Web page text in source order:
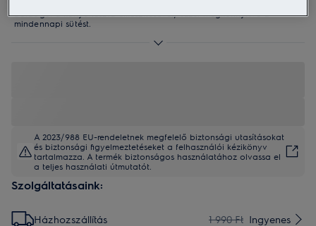
boldogul a kenyértészta elkészítésével, ezzel megkönnyítve a
mindennapi sütést.
A 2023/988 EU-rendeletnek megfelelő biztonsági utasításokat
és biztonsági figyelmeztetéseket a felhasználói kézikönyv
tartalmazza. A termék biztonságos használatához olvassa el
a teljes használati útmutatót.
Szolgáltatásaink:
Házhozszállítás 1 990 Ft Ingyenes